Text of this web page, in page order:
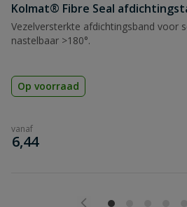
Kolmat® Fibre Seal
Vezelversterkte afdichtingsband voor
nastelbaar >180°.
Op voorraad
vanaf
€
6,44